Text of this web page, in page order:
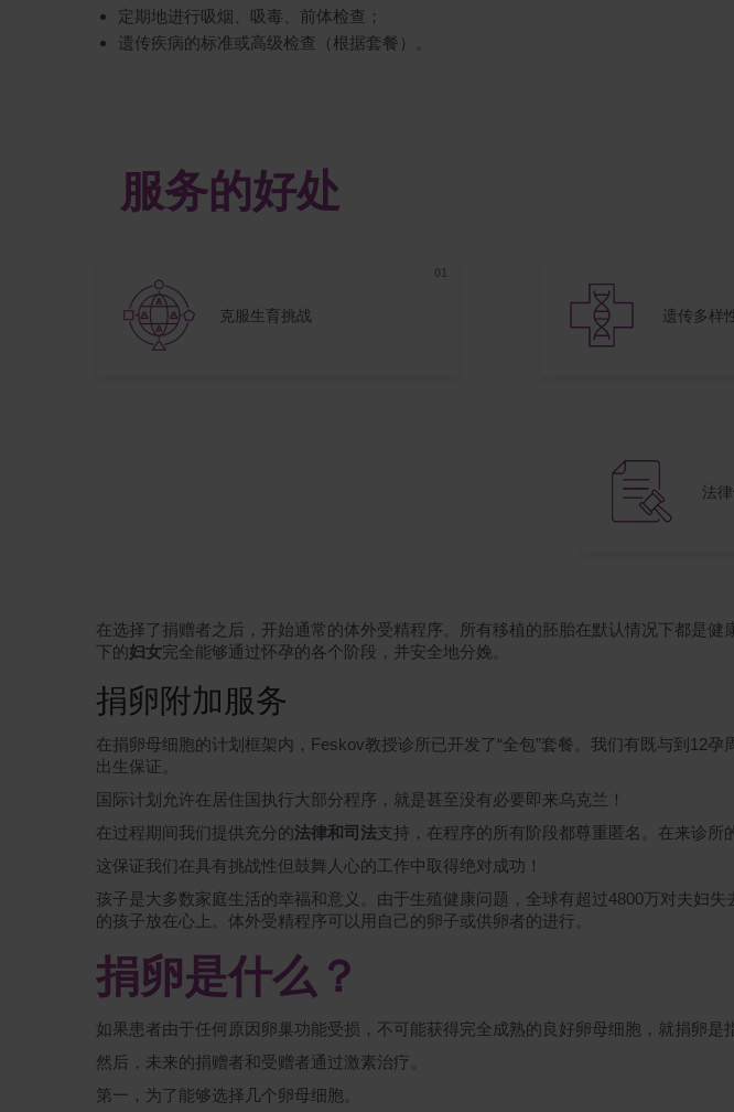
定期地进行吸烟、吸毒、前体检查；
遗传疾病的标准或高级检查（根据套餐）。
服务的好处
克服生育挑战 遗传多样
法
在选择了捐赠者之后，开始通常的体外受精程序。所有移植的胚胎在默认情况下都是
下的妇女完全能够通过怀孕的各个阶段，并安全地分娩。
捐卵附加服务
在捐卵母细胞的计划框架内，Feskov教授诊所已开发了“全包”套餐。我们有既与到12
出生保证。
国际计划允许在居住国执行大部分程序，就是甚至没有必要即来乌克兰！
在过程期间我们提供充分的法律和司法支持，在程序的所有阶段都尊重匿名。在来诊所
这保证我们在具有挑战性但鼓舞人心的工作中取得绝对成功！
孩子是大多数家庭生活的幸福和意义。由于生殖健康问题，全球有超过4800万对夫妇
的孩子放在心上。体外受精程序可以用自己的卵子或供卵者的进行。
捐卵是什么？
如果患者由于任何原因卵巢功能受损，不可能获得完全成熟的良好卵母细胞，就捐卵
然后，未来的捐赠者和受赠者通过激素治疗。
第一，为了能够选择几个卵母细胞。